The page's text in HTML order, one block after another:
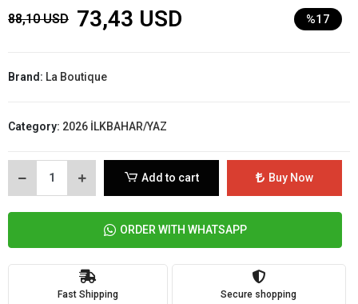
88,10 USD 73,43 USD %17
Brand: La Boutique
Category: 2026 İLKBAHAR/YAZ
Add to cart Buy Now
ORDER WITH WHATSAPP
Fast Shipping Secure shopping